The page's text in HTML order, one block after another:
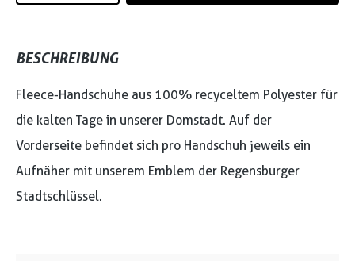
BESCHREIBUNG
Fleece-Handschuhe aus 100% recyceltem Polyester für
die kalten Tage in unserer Domstadt. Auf der
Vorderseite befindet sich pro Handschuh jeweils ein
Aufnäher mit unserem Emblem der Regensburger
Stadtschlüssel.